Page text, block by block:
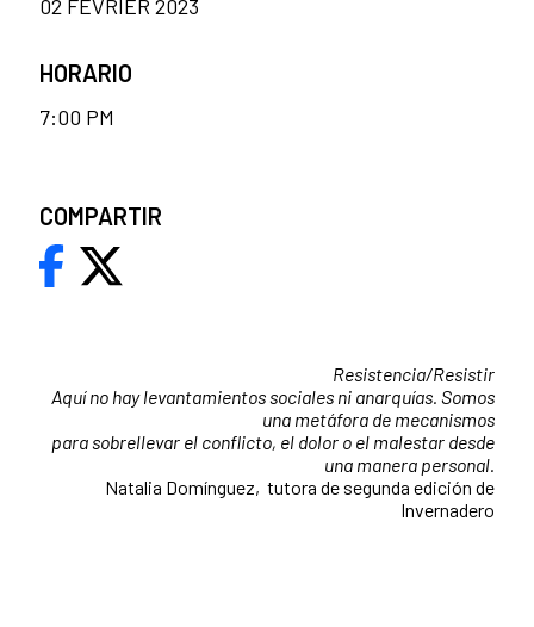
Resistencia/Resistir
Aquí no hay levantamientos sociales ni anarquías. Somos
una metáfora de mecanismos
para sobrellevar el conflicto, el dolor o el malestar desde
una manera personal.
Natalia Domínguez, tutora de segunda edición de
Invernadero
02 FÉVRIER 2023
HORARIO
7:00 PM
COMPARTIR